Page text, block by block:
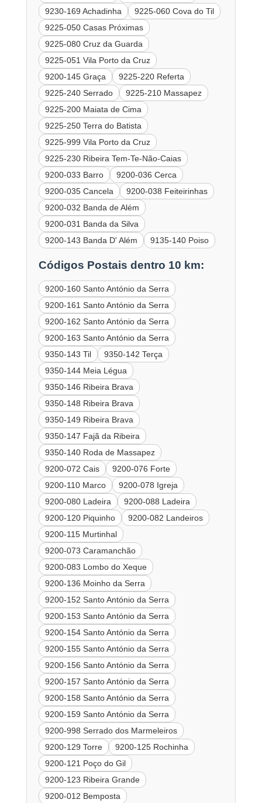
9230-169 Achadinha
9225-060 Cova do Til
9225-050 Casas Próximas
9225-080 Cruz da Guarda
9225-051 Vila Porto da Cruz
9200-145 Graça
9225-220 Referta
9225-240 Serrado
9225-210 Massapez
9225-200 Maiata de Cima
9225-250 Terra do Batista
9225-999 Vila Porto da Cruz
9225-230 Ribeira Tem-Te-Não-Caias
9200-033 Barro
9200-036 Cerca
9200-035 Cancela
9200-038 Feiteirinhas
9200-032 Banda de Além
9200-031 Banda da Silva
9200-143 Banda D' Além
9135-140 Poiso
Códigos Postais dentro 10 km:
9200-160 Santo António da Serra
9200-161 Santo António da Serra
9200-162 Santo António da Serra
9200-163 Santo António da Serra
9350-143 Til
9350-142 Terça
9350-144 Meia Légua
9350-146 Ribeira Brava
9350-148 Ribeira Brava
9350-149 Ribeira Brava
9350-147 Fajã da Ribeira
9350-140 Roda de Massapez
9200-072 Cais
9200-076 Forte
9200-110 Marco
9200-078 Igreja
9200-080 Ladeira
9200-088 Ladeira
9200-120 Piquinho
9200-082 Landeiros
9200-115 Murtinhal
9200-073 Caramanchão
9200-083 Lombo do Xeque
9200-136 Moinho da Serra
9200-152 Santo António da Serra
9200-153 Santo António da Serra
9200-154 Santo António da Serra
9200-155 Santo António da Serra
9200-156 Santo António da Serra
9200-157 Santo António da Serra
9200-158 Santo António da Serra
9200-159 Santo António da Serra
9200-998 Serrado dos Marmeleiros
9200-129 Torre
9200-125 Rochinha
9200-121 Poço do Gil
9200-123 Ribeira Grande
9200-012 Bemposta